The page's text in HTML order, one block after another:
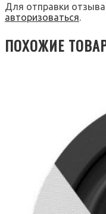
Для отправки
авторизоваться.
ПОХОЖИЕ